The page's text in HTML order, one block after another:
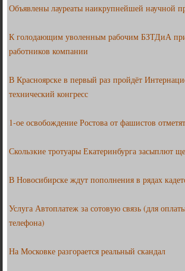
Объявлены лауреаты наикрупнейшей научной
К голодающим уволенным рабочим БЗТДиА
работников компании
В Красноярске в первый раз пройдёт
технический конгресс
1-ое освобождение Ростова от фашистов
Скользкие тротуары Екатеринбурга засыплют
В Новосибирске ждут пополнения в рядах
Услуга Автоплатеж за сотовую связь (для
телефона)
На Московке разгорается реальный скандал